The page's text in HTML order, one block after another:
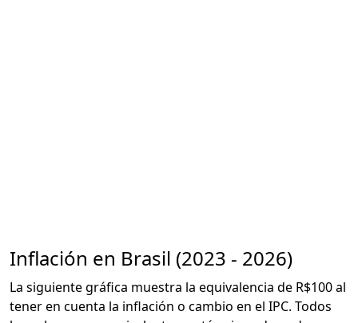
Inflación en Brasil (2023 - 2026)
La siguiente gráfica muestra la equivalencia de R$100 al
tener en cuenta la inflación o cambio en el IPC. Todos